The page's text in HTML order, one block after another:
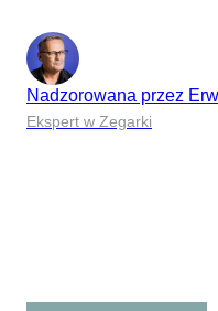
Nadzorowana przez
Ekspert w Zegarki